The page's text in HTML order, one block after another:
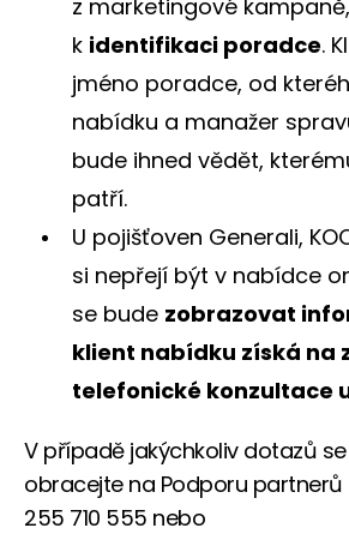
z marketingové
k identifikaci poradce.
jméno poradce, od
nabídku a manažer
bude ihned vědět,
patří.
U pojišťoven Generali,
si nepřejí být v nabídce
se bude zobrazovat
klient nabídku získá na
telefonické konzultace
V případě jakýchkoliv dotazů
obracejte na Podporu partnerů
255 710 555 nebo